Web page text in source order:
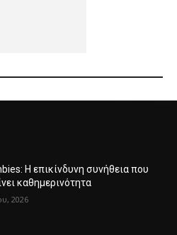
Η επικίνδυνη συνήθεια που
καθημερινότητα
2026